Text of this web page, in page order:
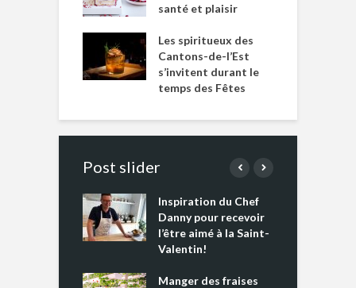
santé et plaisir
Les spiritueux des
Cantons-de-l’Est
s’invitent durant le
temps des Fêtes
Post slider
Inspiration du Chef
Danny pour recevoir
l’être aimé à la Saint-
Valentin!
Manger des fraises